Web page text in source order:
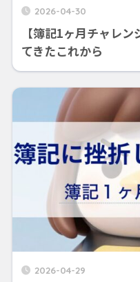
2026-04-30
【簿記1ヶ月チャレ
てきたこれから
2026-04-29